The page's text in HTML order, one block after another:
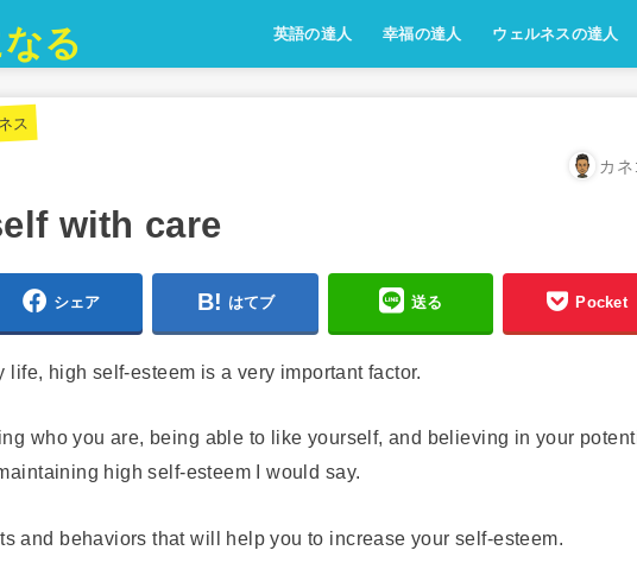
る 英語の達人 幸福の達人 ウェルネスの達人
ス
カ
with care
シェア はてブ 送る Pocket
life, high self-esteem is a very important factor.
who you are, being able to like yourself, and believing in your
high self-esteem I would say.
and behaviors that will help you to increase your self-esteem.